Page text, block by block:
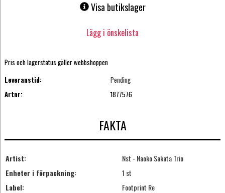
Visa butikslager
Lägg i önskelista
Pris och lagerstatus gäller webbshoppen
Leveranstid:
Pending
Artnr:
1877576
FAKTA
Artist:
Nst - Naoko Sakata Trio
Enheter i förpackning:
1 st
Label:
Footprint Re